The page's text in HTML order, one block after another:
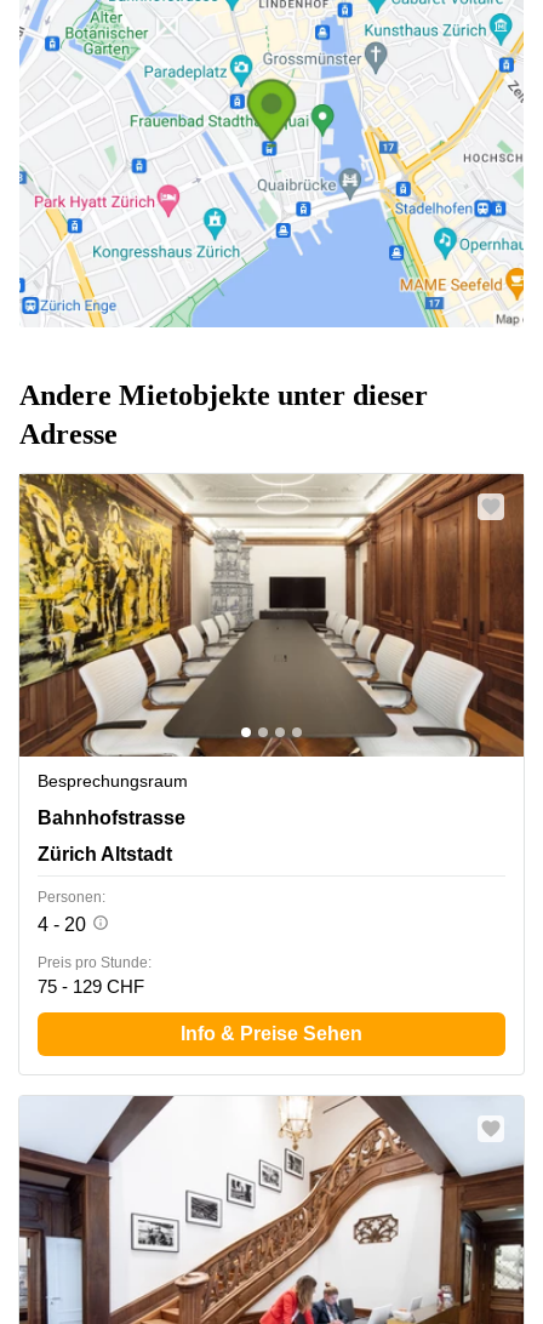
Andere Mietobjekte unter dieser
Adresse
Besprechungsraum
Bahnhofstrasse 10, Zürich Altstadt
Bahnhofstrasse
Zürich Altstadt
Personen:
4 - 20
Preis pro Stunde:
75 - 129 CHF
Info & Preise Sehen